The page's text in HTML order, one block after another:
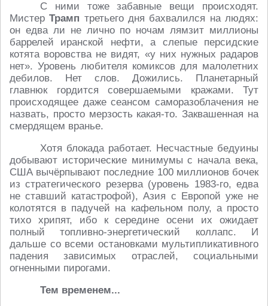
С ними тоже забавные вещи происходят.
МистерТрамп третьего дня бахвалился на людях:
он едва ли не лично по ночам лямзит миллионы
баррелей иранской нефти, а слепые персидские
котята воровства не видят, «у них нужных радаров
нет». Уровень любителя комиксов для малолетних
дебилов. Нет слов. Дожились. Планетарный
главнюк гордится совершаемыми кражами. Тут
происходящее даже сеансом саморазоблачения не
назвать, просто мерзость какая-то. Заквашенная на
смердящем вранье.
Хотя блокада работает. Несчастные бедуины
добывают исторические минимумы с начала века,
США вычёрпывают последние 100 миллионов бочек
из стратегического резерва (уровень 1983-го, едва
не ставший катастрофой), Азия с Европой уже не
колотятся в падучей на кафельном полу, а просто
тихо хрипят, ибо к середине осени их ожидает
полный топливно-энергетический коллапс. И
дальше со всеми остановками мультипликативного
падения зависимых отраслей, социальными
огненными пирогами.
Тем временем...